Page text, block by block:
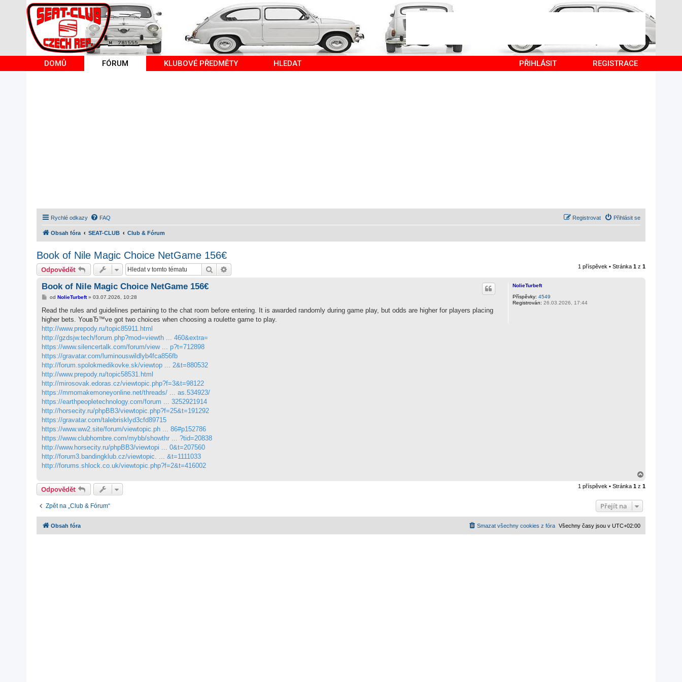
DOMŮ FÓRUM KLUBOVÉ PŘEDMĚTY HLEDAT PŘIHLÁSIT REGISTRACE
Rychlé odkazy FAQ Přihlásit se
Registrovat
Obsah fóra SEAT-CLUB Club & Fórum
Book of Nile Magic Choice NetGame 156€
Odpovědět Hledat 1 příspěvek • Stránka 1 z 1
NolieTurbeft
Příspěvky: 4549
Registrován: 26.03.2026, 17:44
Book of Nile Magic Choice NetGame 156€
P
í
p
ě
v
e
k
od NolieTurbeft» 03.07.2026, 10:28
Read the rules and guidelines pertaining to the chat room before entering. It is awarded randomly during game play, but odds are higher for players placing
higher bets. YouвЂ™ve got two choices when choosing a roulette game to play.
http://www.prepody.ru/topic85911.html
http://gzdsjw.tech/forum.php?mod=viewth ... 460&extra=
https://www.silencertalk.com/forum/view ... p?t=712898
https://gravatar.com/luminouswildlyb4fca856fb
http://forum.spolokmedikovke.sk/viewtop ... 2&t=880532
http://www.prepody.ru/topic58531.html
http://mirosovak.edoras.cz/viewtopic.php?f=3&t=98122
https://mmomakemoneyonline.net/threads/ ... as.534923/
https://earthpeopletechnology.com/forum ... 3252921914
http://horsecity.ru/phpBB3/viewtopic.php?f=25&t=191292
https://gravatar.com/talebrisklyd3cfd89715
https://www.ww2.site/forum/viewtopic.ph ... 86#p152786
https://www.clubhombre.com/mybb/showthr ... ?tid=20838
http://www.horsecity.ru/phpBB3/viewtopi ... 0&t=207560
http://forum3.bandingklub.cz/viewtopic. ... &t=1111033
http://forums.shlock.co.uk/viewtopic.php?f=2&t=416002
h
Odpovědět 1 příspěvek • Stránka 1 z 1
Zpět na „Club & Fórum“ Přejít na
Obsah fóra Všechny časy jsou v UTC+02:00
Smazat všechny cookies z fóra